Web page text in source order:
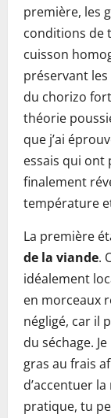
première, les
conditions de
cuisson
préservant
du chorizo
théorie
que j’ai
essais qui
finalement
température
La première
de la viande.
idéalement
en morceaux
négligé, car il
du séchage.
gras au frais
d’accentuer
pratique, tu